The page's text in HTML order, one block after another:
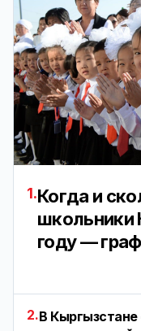
1.Когда и
школьники
году —
2.В Кыргызстане